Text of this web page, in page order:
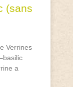
(sans
Verrines
a